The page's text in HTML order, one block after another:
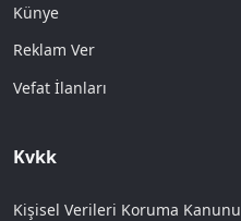
Künye
Reklam Ver
Vefat İlanları
Kvkk
Kişisel Verileri Koruma Kanunu